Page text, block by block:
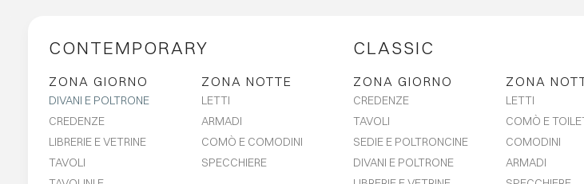
CONTEMPORARY CLASSIC
ZONA GIORNO
DIVANI E POLTRONE
CREDENZE
LIBRERIE E VETRINE
TAVOLI
ZONA NOTTE
LETTI
ARMADI
COMÒ E COMODINI
SPECCHIERE
ZONA GIORNO
CREDENZE
TAVOLI
SEDIE E POLTRONCINE
DIVANI E POLTRONE
ZONA
LETTI
COMÒ E
COMODINI
ARMADI